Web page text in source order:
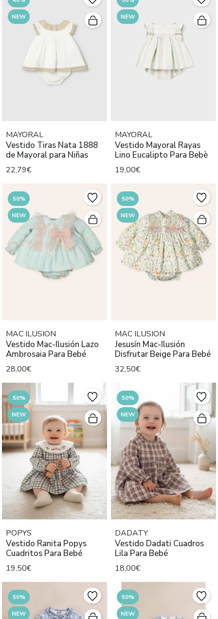
NEW
MAYORAL
Vestido Tiras Nata 1888
de Mayoral para Niñas
22,79€
NEW
MAYORAL
Vestido Mayoral Rayas
Lino Eucalipto Para Bebè
19,00€
50%
NEW
MAC ILUSION
Vestido Mac-Ilusión Lazo
Ambrosaia Para Bebé
28,00€
50%
NEW
MAC ILUSION
Jesusín Mac-Ilusión
Disfrutar Beige Para Bebé
32,50€
50%
NEW
POPYS
Vestido Ranita Popys
Cuadritos Para Bebé
19,50€
50%
NEW
DADATY
Vestido Dadati Cuadros
Lila Para Bebé
18,00€
50%
NEW
50%
NEW